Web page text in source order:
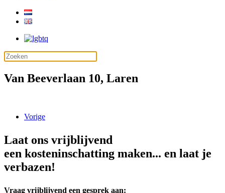
Van Beeverlaan 10, Laren
Vorige
Laat ons vrijblijvend
een kosteninschatting maken... en laat je
verbazen!
Vraag vrijblijvend een gesprek aan: